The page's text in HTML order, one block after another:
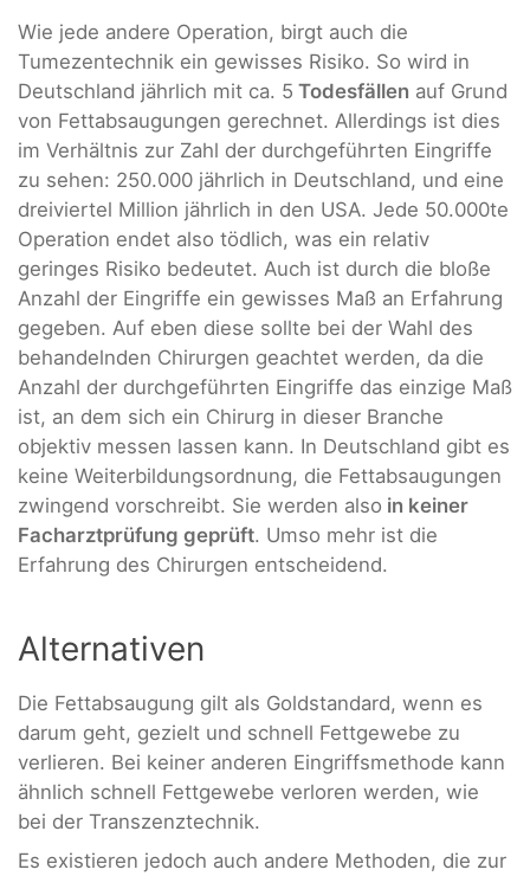
Wie jede andere Operation, birgt auch die
Tumezentechnik ein gewisses Risiko. So wird in
Deutschland jährlich mit ca. 5 Todesfällen auf Grund
von Fettabsaugungen gerechnet. Allerdings ist dies
im Verhältnis zur Zahl der durchgeführten Eingriffe
zu sehen: 250.000 jährlich in Deutschland, und eine
dreiviertel Million jährlich in den USA. Jede 50.000te
Operation endet also tödlich, was ein relativ
geringes Risiko bedeutet. Auch ist durch die bloße
Anzahl der Eingriffe ein gewisses Maß an Erfahrung
gegeben. Auf eben diese sollte bei der Wahl des
behandelnden Chirurgen geachtet werden, da die
Anzahl der durchgeführten Eingriffe das einzige Maß
ist, an dem sich ein Chirurg in dieser Branche
objektiv messen lassen kann. In Deutschland gibt es
keine Weiterbildungsordnung, die Fettabsaugungen
zwingend vorschreibt. Sie werden also in keiner
Facharztprüfung geprüft. Umso mehr ist die
Erfahrung des Chirurgen entscheidend.
Alternativen
Die Fettabsaugung gilt als Goldstandard, wenn es
darum geht, gezielt und schnell Fettgewebe zu
verlieren. Bei keiner anderen Eingriffsmethode kann
ähnlich schnell Fettgewebe verloren werden, wie
bei der Transzenztechnik.
Es existieren jedoch auch andere Methoden, die zur